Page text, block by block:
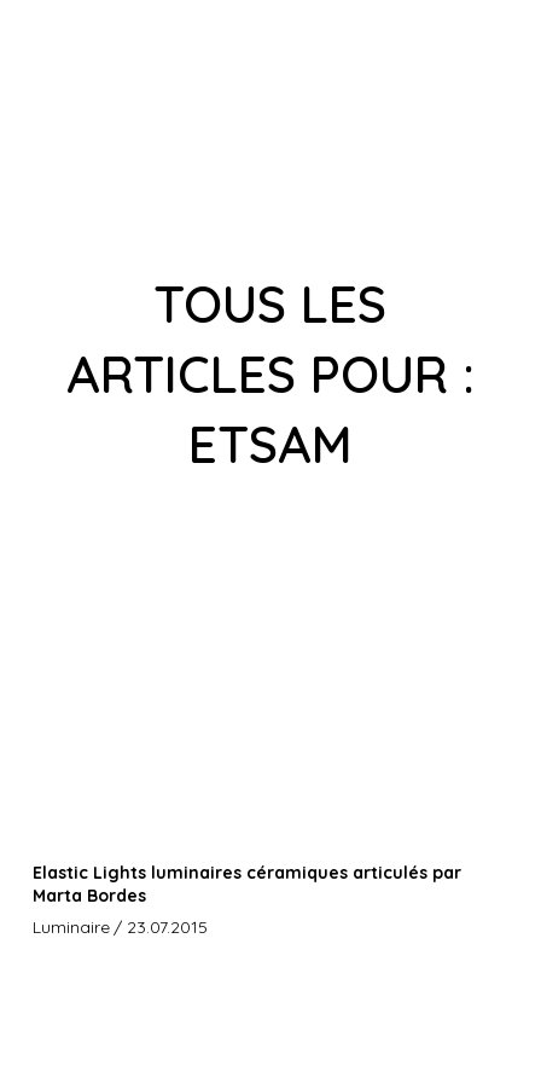
TOUS LES
ARTICLES POUR :
ETSAM
Elastic Lights luminaires céramiques articulés par
Marta Bordes
Luminaire / 23.07.2015